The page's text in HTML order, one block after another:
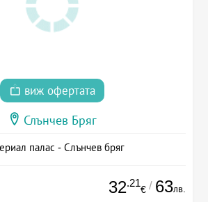
виж офертата
Слънчев Бряг
палас - Слънчев бряг
32.21
€ / 63лв.